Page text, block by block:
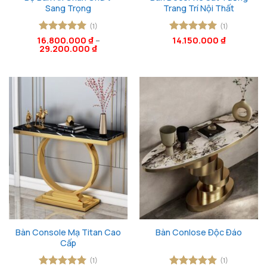
Sang Trọng
Được xếp
hạng55
(1)
16.800.000 ₫–
29.200.000 ₫
Trang Trí Nội Thất
Được xếp
(1)
14.150.000 ₫
Bàn Console Mạ Titan Cao
Cấp
(1)
Bàn Conlose Độc Đáo
(1)